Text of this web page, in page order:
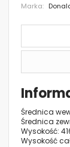
images
Marka
Średnica
Średnica
Wysokość:
Wysokość